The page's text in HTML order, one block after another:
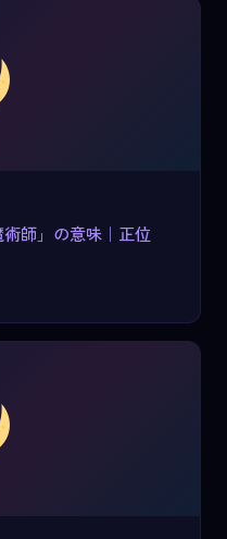
術師」の意味｜正位